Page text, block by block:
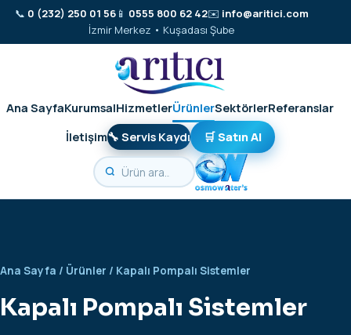
📞 0 (232) 250 01 56📱 0555 800 62 42✉️ info@aritici.com
İzmir Merkez • Kuşadası Şube
Ana SayfaKurumsalHizmetlerÜrünlerSektörlerReferanslar
İletişim🔧 Servis Kaydı 🛒 Satın Al
Ana Sayfa / Ürünler / Kapalı Pompalı Sistemler
Kapalı Pompalı Sistemler